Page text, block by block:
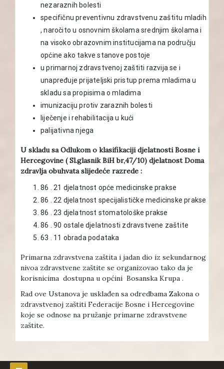
nezaraznih bolesti
specifičnu preventivnu zdravstvenu zaštitu mladih
, naročito u osnovnim školama srednjim školama i
na visoko obrazovnim institucijama na području
općine ako takve stanove postoje
u primarnoj zdravstvenoj zaštiti razvija se i
unapređuje prijateljski pristup prema mladima u
skladu sa propisima o mladima
imunizaciju protiv zaraznih bolesti
liječenje i rehabilitacija u kući
palijativna njega
U skladu sa Odlukom o klasifikaciji djelatnosti Bosne i
Hercegovine ( Sl.glasnik BiH br,47/10) djelatnost Doma
zdravlja obuhvata slijedeće razrede :
86 . 21 djelatnost opće medicinske prakse
86 . 22 djelatnost specijalističke medicinske prakse
86 . 23 djelatnost stomatološke prakse
86 . 90 ostale djelatnosti zdravstvene zaštite
63 . 11 obrada podataka
Primarna zdravstvena zaštita i jadan dio iz sekundarnog
nivoa zdravstvene zaštite se organizovao tako da je
korisnicima dostupna u općini Bosanska Krupa .
Rad ove Ustanova je usklađen sa odredbama Zakona o
zdravstvenoj zaštiti Federacije Bosne i Hercegovine
koje se odnose na pružanje primarne zdravstvene
zaštite.